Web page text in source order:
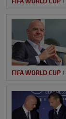
FIFA WORLD CUP